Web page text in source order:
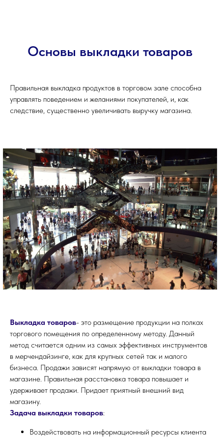
Основы выкладки товаров
Правильная выкладка продуктов в торговом зале способна
управлять поведением и желаниями покупателей, и, как
следствие, существенно увеличивать выручку магазина.
Выкладка товаров- это размещение продукции на полках
торгового помещения по определенному методу. Данный
метод считается одним из самых эффективных инструментов
в мерчендайзинге, как для крупных сетей так и малого
бизнеса. Продажи зависят напрямую от выкладки товара в
магазине. Правильная расстановка товара повышает и
удерживает продажи. Придает приятный внешний вид
магазину.
Задача выкладки товаров:
Воздействовать на информационный ресурсы клиента